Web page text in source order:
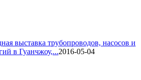
выставка трубопроводов, насосов и
в Гуанчжоу,...2016-05-04